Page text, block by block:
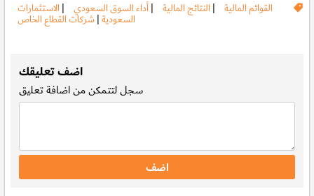
القوائم المالية | النتائج المالية |أداء السوق السعودي | الاستثمارات
السعودية|شركات القطاع الخاص
اضف تعليقك
سجللتتمكن من اضافة تعليق